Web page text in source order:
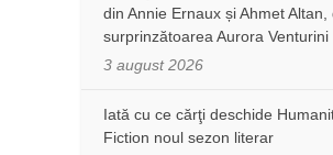
din Annie Ernaux și Ahmet Altan,
surprinzătoarea Aurora Venturini
3 august 2026
Iată cu ce cărţi deschide
Fiction noul sezon literar